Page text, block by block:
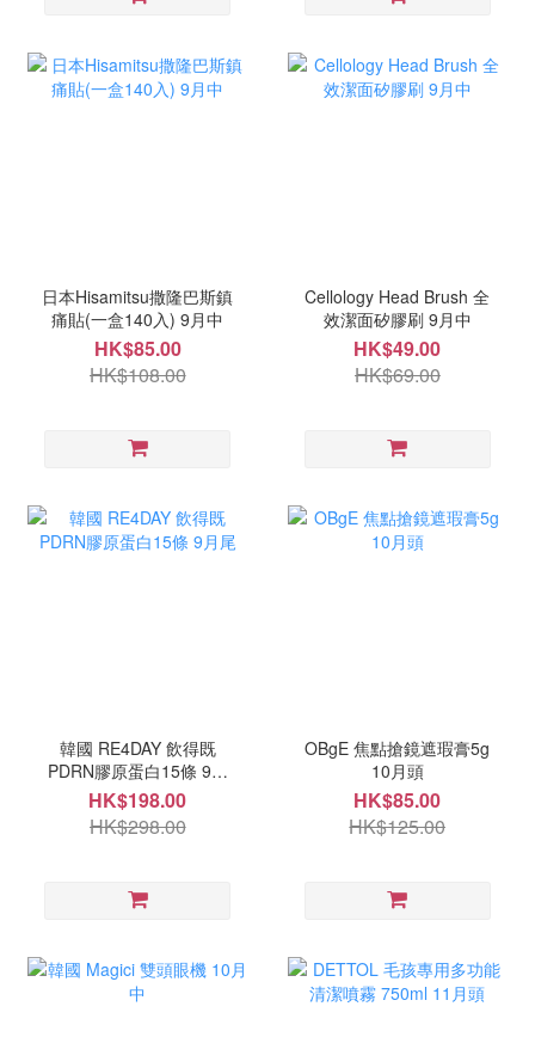
日本Hisamitsu撒隆巴斯鎮
痛貼(一盒140入) 9月中
HK$85.00
HK$108.00
Cellology Head Brush 全
效潔面矽膠刷 9月中
HK$49.00
HK$69.00
韓國 RE4DAY 飲得既
PDRN膠原蛋白15條 9月
尾
HK$198.00
HK$298.00
OBgE 焦點搶鏡遮瑕膏5g
10月頭
HK$85.00
HK$125.00